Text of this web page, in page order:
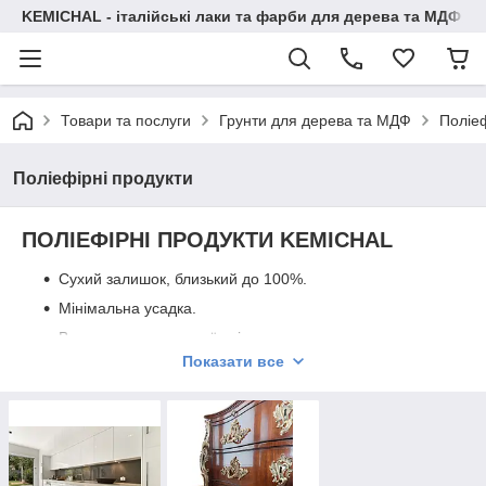
KEMICHAL - італійські лаки та фарби для дерева та МДФ
Товари та послуги Грунти для дерева та МДФ
Поліефірні продукти
ПОЛІЕФІРНІ ПРОДУКТИ KEMICHAL
Сухий залишок, близький до 100%.
Мінімальна усадка.
Велика товщина сухої плівки.
Стійкість до фізико-хімічних впливів.
Використовуються для отримання покриттів, що мають
велику товщину і зберігають гладкість поверхні з часом.
Показати все